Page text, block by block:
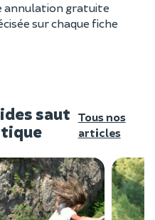
annulation gratuite
sur chaque fiche
saut
Tous nos
articles